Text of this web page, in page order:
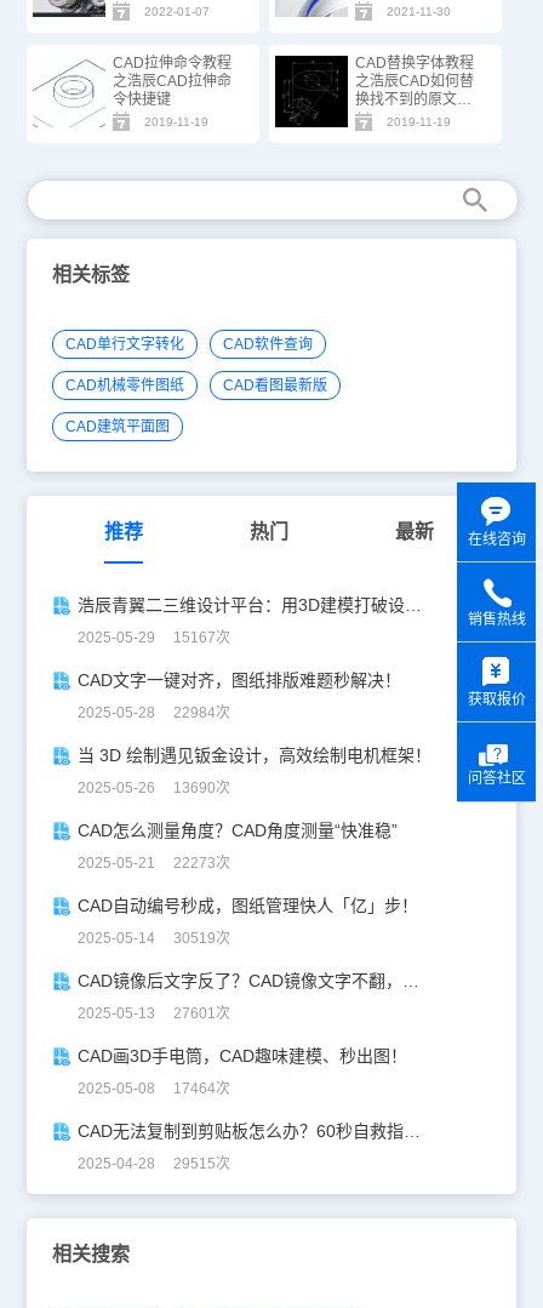
2022-01-07 2021-11-30
CAD拉伸命令教程
之浩辰CAD拉伸命
令快捷键
2019-11-19
CAD替换字体教程
之浩辰CAD如何替
换找不到的原文字
体
2019-11-19
相关标签
CAD单行文字转化 CAD软件查询
CAD机械零件图纸 CAD看图最新版
CAD建筑平面图
推荐 热门 最新
浩辰青翼二三维设计平台：用3D建模打破设计边界
2025-05-29 15167次
CAD文字一键对齐，图纸排版难题秒解决！
2025-05-28 22984次
当 3D 绘制遇见钣金设计，高效绘制电机框架！
2025-05-26 13690次
CAD怎么测量角度？CAD角度测量“快准稳”
2025-05-21 22273次
CAD自动编号秒成，图纸管理快人「亿」步！
2025-05-14 30519次
2025-05-13 27601次
CAD画3D手电筒，CAD趣味建模、秒出图！
2025-05-08 17464次
CAD无法复制到剪贴板怎么办？60秒自救指南！
2025-04-28 29515次
相关搜索
在线咨询
销售热线
获取报价
问答社区